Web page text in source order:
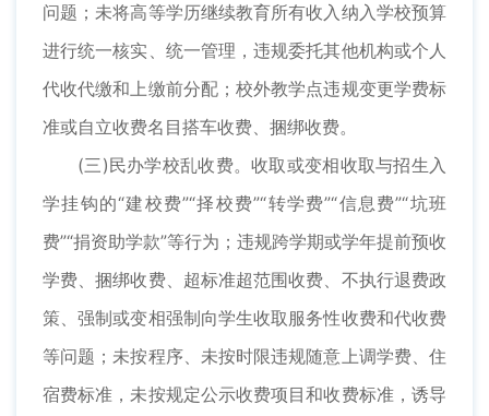
问题；未将高等学历继续教育所有收入纳入学校预算
进行统一核实、统一管理，违规委托其他机构或个人
代收代缴和上缴前分配；校外教学点违规变更学费标
准或自立收费名目搭车收费、捆绑收费。
(三)民办学校乱收费。收取或变相收取与招生入
学挂钩的“建校费”“择校费”“转学费”“信息费”“坑班
费”“捐资助学款”等行为；违规跨学期或学年提前预收
学费、捆绑收费、超标准超范围收费、不执行退费政
策、强制或变相强制向学生收取服务性收费和代收费
等问题；未按程序、未按时限违规随意上调学费、住
宿费标准，未按规定公示收费项目和收费标准，诱导